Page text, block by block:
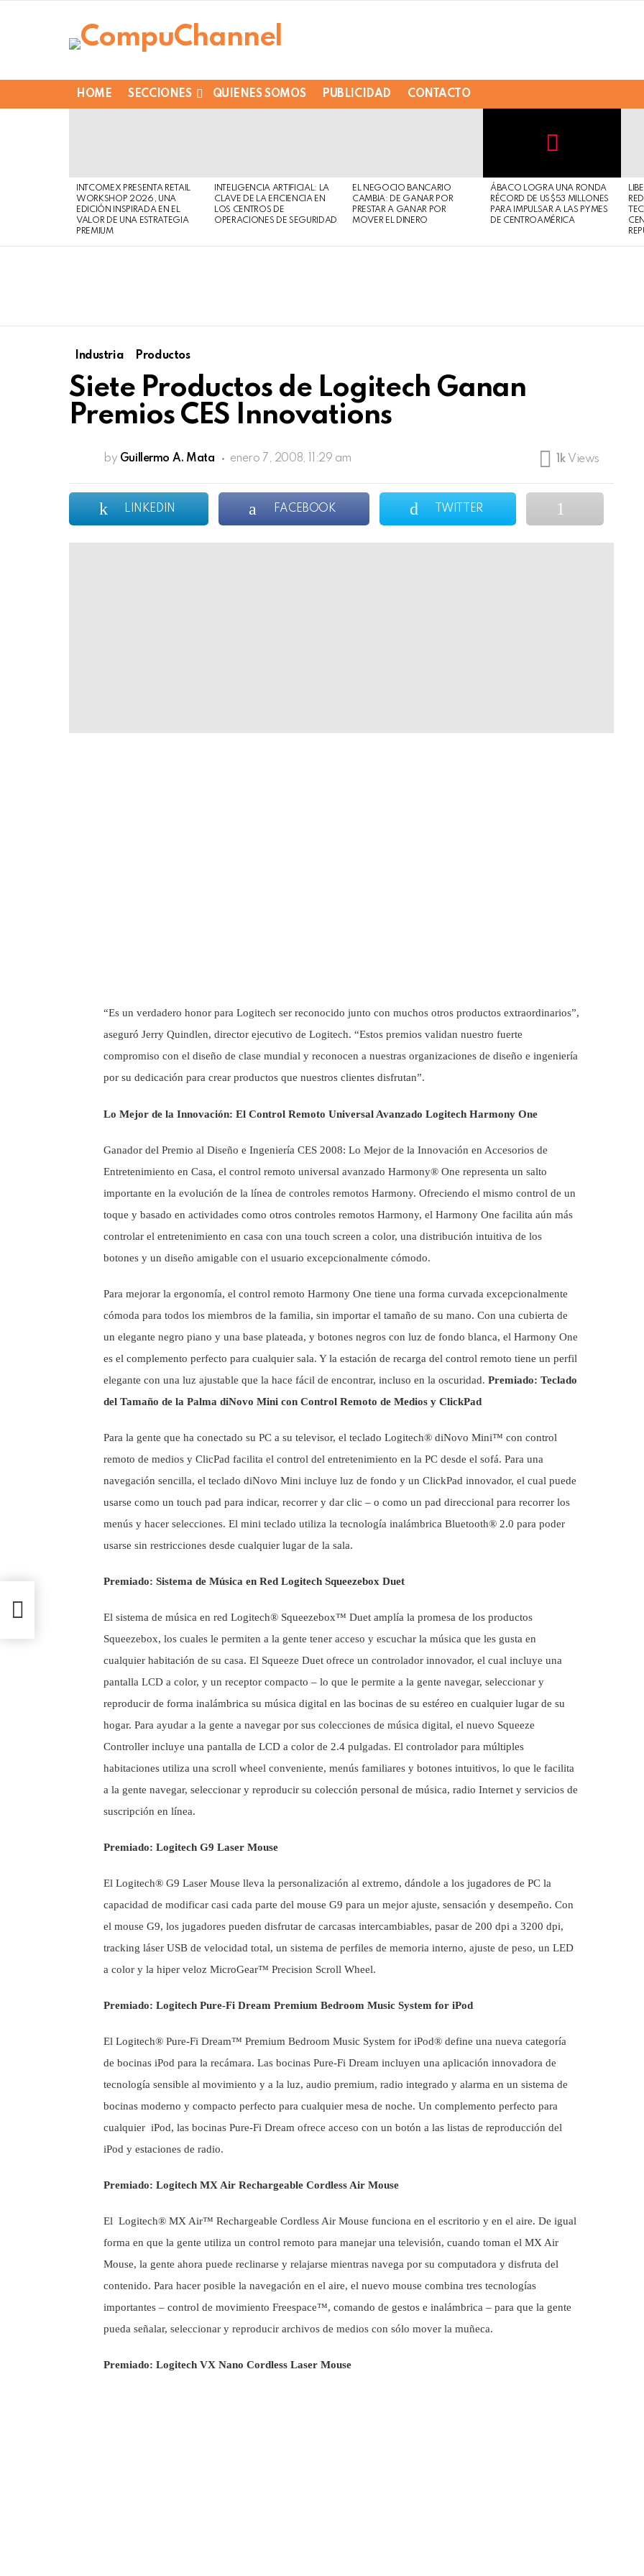
HOME SECCIONES QUIENES SOMOS PUBLICIDAD CONTACTO
INTCOMEX PRESENTA RETAIL
WORKSHOP 2026, UNA
EDICIÓN INSPIRADA EN EL
VALOR DE UNA ESTRATEGIA
PREMIUM
INTELIGENCIA ARTIFICIAL: LA
CLAVE DE LA EFICIENCIA EN
LOS CENTROS DE
OPERACIONES DE SEGURIDAD
EL NEGOCIO BANCARIO
CAMBIA: DE GANAR POR
PRESTAR A GANAR POR
MOVER EL DINERO
Safe
For
Work
view
this
post
ÁBACO LOGRA UNA RONDA
RÉCORD DE US$53 MILLONES
PARA IMPULSAR A LAS PYMES
DE CENTROAMÉRICA
Industria Productos
Siete Productos de Logitech Ganan
Premios CES Innovations
by Guillermo A. Mata enero 7, 2008, 11:29 am 1k Views
LINKEDIN FACEBOOK TWITTER
“Es un verdadero honor para Logitech ser reconocido junto con muchos otros productos extraordinarios”,
aseguró Jerry Quindlen, director ejecutivo de Logitech. “Estos premios validan nuestro fuerte
compromiso con el diseño de clase mundial y reconocen a nuestras organizaciones de diseño e ingeniería
por su dedicación para crear productos que nuestros clientes disfrutan”.
Lo Mejor de la Innovación: El Control Remoto Universal Avanzado Logitech Harmony One
Ganador del Premio al Diseño e Ingeniería CES 2008: Lo Mejor de la Innovación en Accesorios de
Entretenimiento en Casa, el control remoto universal avanzado Harmony® One representa un salto
importante en la evolución de la línea de controles remotos Harmony. Ofreciendo el mismo control de un
toque y basado en actividades como otros controles remotos Harmony, el Harmony One facilita aún más
controlar el entretenimiento en casa con una touch screen a color, una distribución intuitiva de los
botones y un diseño amigable con el usuario excepcionalmente cómodo.
Para mejorar la ergonomía, el control remoto Harmony One tiene una forma curvada excepcionalmente
cómoda para todos los miembros de la familia, sin importar el tamaño de su mano. Con una cubierta de
un elegante negro piano y una base plateada, y botones negros con luz de fondo blanca, el Harmony One
es el complemento perfecto para cualquier sala. Y la estación de recarga del control remoto tiene un perfil
elegante con una luz ajustable que la hace fácil de encontrar, incluso en la oscuridad. Premiado: Teclado
del Tamaño de la Palma diNovo Mini con Control Remoto de Medios y ClickPad
Para la gente que ha conectado su PC a su televisor, el teclado Logitech® diNovo Mini™ con control
remoto de medios y ClicPad facilita el control del entretenimiento en la PC desde el sofá. Para una
navegación sencilla, el teclado diNovo Mini incluye luz de fondo y un ClickPad innovador, el cual puede
usarse como un touch pad para indicar, recorrer y dar clic – o como un pad direccional para recorrer los
menús y hacer selecciones. El mini teclado utiliza la tecnología inalámbrica Bluetooth® 2.0 para poder
usarse sin restricciones desde cualquier lugar de la sala.
Premiado: Sistema de Música en Red Logitech Squeezebox Duet
El sistema de música en red Logitech® Squeezebox™ Duet amplía la promesa de los productos
Squeezebox, los cuales le permiten a la gente tener acceso y escuchar la música que les gusta en
cualquier habitación de su casa. El Squeeze Duet ofrece un controlador innovador, el cual incluye una
pantalla LCD a color, y un receptor compacto – lo que le permite a la gente navegar, seleccionar y
reproducir de forma inalámbrica su música digital en las bocinas de su estéreo en cualquier lugar de su
hogar. Para ayudar a la gente a navegar por sus colecciones de música digital, el nuevo Squeeze
Controller incluye una pantalla de LCD a color de 2.4 pulgadas. El controlador para múltiples
habitaciones utiliza una scroll wheel conveniente, menús familiares y botones intuitivos, lo que le facilita
a la gente navegar, seleccionar y reproducir su colección personal de música, radio Internet y servicios de
suscripción en línea.
Premiado: Logitech G9 Laser Mouse
El Logitech® G9 Laser Mouse lleva la personalización al extremo, dándole a los jugadores de PC la
capacidad de modificar casi cada parte del mouse G9 para un mejor ajuste, sensación y desempeño. Con
el mouse G9, los jugadores pueden disfrutar de carcasas intercambiables, pasar de 200 dpi a 3200 dpi,
tracking láser USB de velocidad total, un sistema de perfiles de memoria interno, ajuste de peso, un LED
a color y la hiper veloz MicroGear™ Precision Scroll Wheel.
Premiado: Logitech Pure-Fi Dream Premium Bedroom Music System for iPod
El Logitech® Pure-Fi Dream™ Premium Bedroom Music System for iPod® define una nueva categoría
de bocinas iPod para la recámara. Las bocinas Pure-Fi Dream incluyen una aplicación innovadora de
tecnología sensible al movimiento y a la luz, audio premium, radio integrado y alarma en un sistema de
bocinas moderno y compacto perfecto para cualquier mesa de noche. Un complemento perfecto para
cualquier iPod, las bocinas Pure-Fi Dream ofrece acceso con un botón a las listas de reproducción del
iPod y estaciones de radio.
Premiado: Logitech MX Air Rechargeable Cordless Air Mouse
El Logitech® MX Air™ Rechargeable Cordless Air Mouse funciona en el escritorio y en el aire. De igual
forma en que la gente utiliza un control remoto para manejar una televisión, cuando toman el MX Air
Mouse, la gente ahora puede reclinarse y relajarse mientras navega por su computadora y disfruta del
contenido. Para hacer posible la navegación en el aire, el nuevo mouse combina tres tecnologías
importantes – control de movimiento Freespace™, comando de gestos e inalámbrica – para que la gente
pueda señalar, seleccionar y reproducir archivos de medios con sólo mover la muñeca.
Premiado: Logitech VX Nano Cordless Laser Mouse